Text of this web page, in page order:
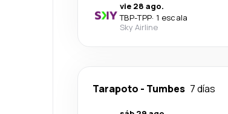
vie 28 ago.
TBP-TPP· 1 escala
Sky Airline
Tarapoto - Tumbes 7 días